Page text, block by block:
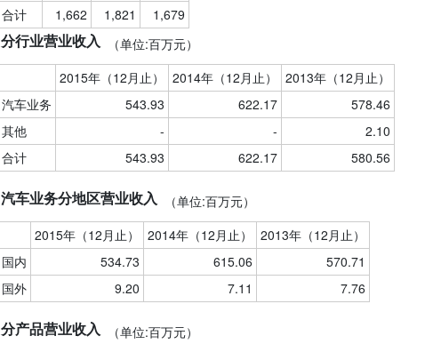
合计
1,662 1,821 1,679
分行业营业收入
（单位:百万元）
2015年（12月止）
2014年（12月止）
2013年（12月止）
汽车业务
543.93 622.17
578.46
其他
- -
2.10
合计
543.93 622.17 580.56
汽车业务分地区营业收入
（单位:百万元）
2015年（12月止）
2014年（12月止）
2013年（12月止）
国内
534.73 615.06
570.71
国外
9.20 7.11 7.76
分产品营业收入
（单位:百万元）